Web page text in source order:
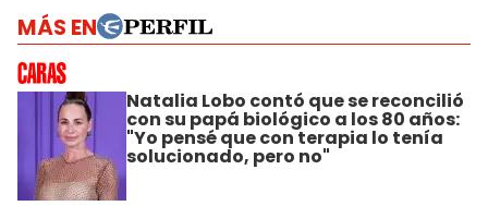
MÁS EN
Natalia Lobo contó que se reconcilió
con su papá biológico a los 80 años:
"Yo pensé que con terapia lo tenía
solucionado, pero no"